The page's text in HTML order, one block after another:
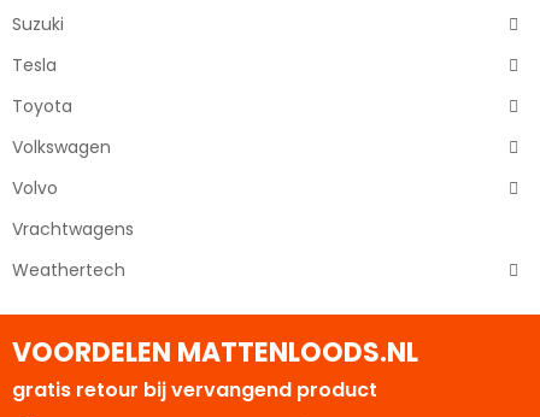
Suzuki
Tesla
Toyota
Volkswagen
Volvo
Vrachtwagens
Weathertech
VOORDELEN MATTENLOODS.NL
gratis retour bij vervangend product